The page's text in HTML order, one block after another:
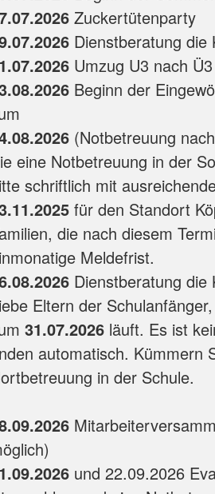
Zuckertütenparty
Dienstberatung
Umzug U3 nach Ü3
Beginn der
(Notbetreuung
eine Notbetreuung in der
schriftlich mit
für den Standort
die nach diesem
Meldefrist.
Dienstberatung
Eltern der
31.07.2026 läuft. Es ist
automatisch. Kümmern
und 22.09.2026